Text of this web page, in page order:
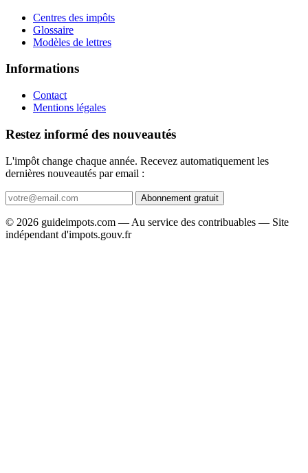
Centres des impôts
Glossaire
Modèles de lettres
Informations
Contact
Mentions légales
Restez informé des nouveautés
L'impôt change chaque année. Recevez automatiquement les
dernières nouveautés par email :
Abonnement gratuit
© 2026 guideimpots.com — Au service des contribuables — Site
indépendant d'impots.gouv.fr